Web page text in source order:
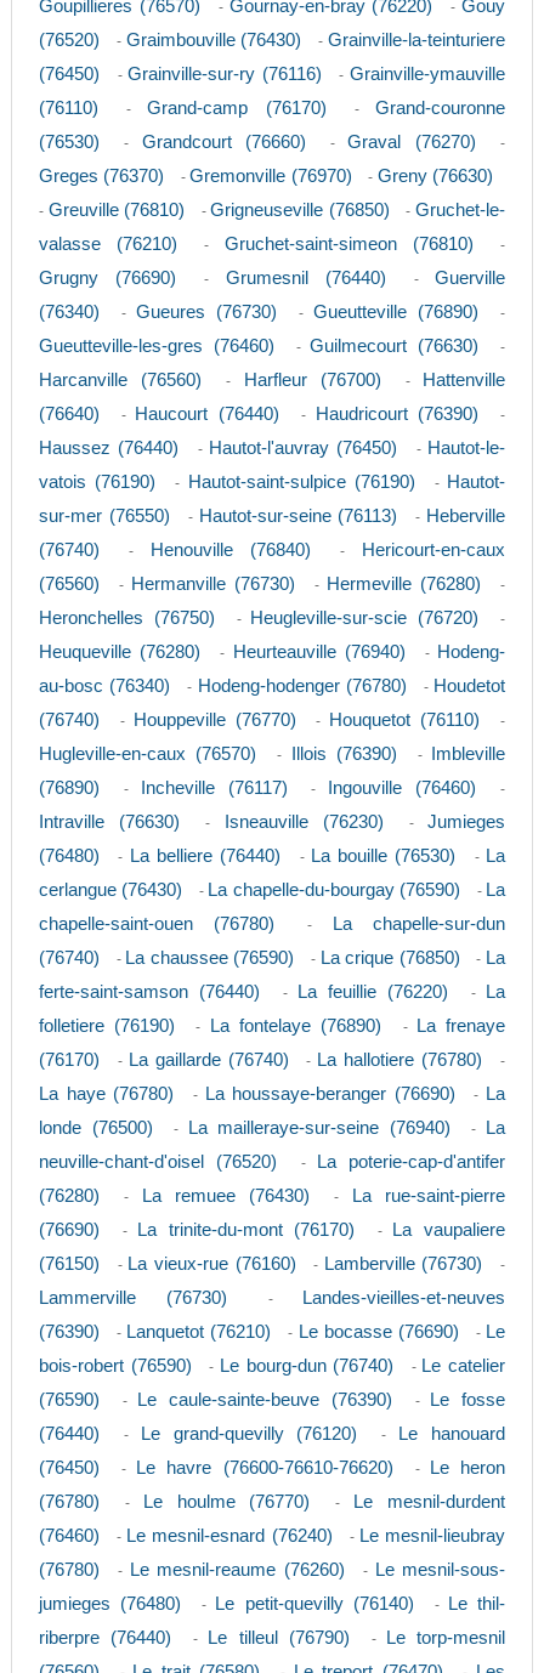
Goupillieres (76570) - Gournay-en-bray (76220) -Gouy
(76520)
- Graimbouville (76430) -Grainville-la-teinturiere
(76450)
-Grainville-sur-ry (76116) -Grainville-ymauville
(76110)
-Grand-camp (76170) -Grand-couronne
(76530)
- Grandcourt (76660) -Graval (76270) -
Greges (76370) -Gremonville (76970) - Greny (76630)
- Greuville (76810) -Grigneuseville (76850) -Gruchet-le-
valasse (76210)
- Gruchet-saint-simeon (76810) -
Grugny (76690) - Grumesnil (76440) -Guerville
(76340)
- Gueures (76730) -Gueutteville (76890) -
Gueutteville-les-gres (76460) -Guilmecourt (76630) -
Harcanville (76560) - Harfleur (76700) -
Hattenville
(76640)
- Haucourt (76440) - Haudricourt (76390) -
Haussez (76440) - Hautot-l'auvray (76450) - Hautot-le-
vatois (76190)
- Hautot-saint-sulpice (76190) - Hautot-
sur-mer (76550)
- Hautot-sur-seine (76113) - Heberville
(76740)
- Henouville (76840) -
Hericourt-en-caux
(76560)
- Hermanville (76730) - Hermeville (76280) -
Heronchelles (76750) - Heugleville-sur-scie (76720) -
Heuqueville (76280) - Heurteauville (76940) - Hodeng-
au-bosc (76340)
- Hodeng-hodenger (76780) - Houdetot
(76740)
- Houppeville (76770) - Houquetot (76110) -
Hugleville-en-caux (76570) - Illois (76390) -
Imbleville
(76890)
- Incheville (76117) - Ingouville (76460) -
Intraville (76630) - Isneauville (76230) -Jumieges
(76480)
- La belliere (76440) - La bouille (76530) - La
cerlangue (76430)
- La chapelle-du-bourgay (76590) - La
chapelle-saint-ouen (76780)
-
La chapelle-sur-dun
(76740)
- La chaussee (76590) - La crique (76850) - La
ferte-saint-samson (76440)
- La feuillie (76220) -
La
folletiere (76190)
- La fontelaye (76890) -
La frenaye
(76170)
- La gaillarde (76740) - La hallotiere (76780) -
La haye (76780) - La houssaye-beranger (76690) - La
londe (76500)
- La mailleraye-sur-seine (76940) -
La
neuville-chant-d'oisel (76520)
-
La poterie-cap-d'antifer
(76280)
- La remuee (76430) -
La rue-saint-pierre
(76690)
- La trinite-du-mont (76170) -
La vaupaliere
(76150)
- La vieux-rue (76160) - Lamberville (76730) -
Lammerville (76730) -
Landes-vieilles-et-neuves
(76390)
- Lanquetot (76210) - Le bocasse (76690) - Le
bois-robert (76590)
- Le bourg-dun (76740) - Le catelier
(76590)
- Le caule-sainte-beuve (76390) -
Le fosse
(76440)
- Le grand-quevilly (76120) -
Le hanouard
(76450)
- Le havre (76600-76610-76620) -
Le heron
(76780)
- Le houlme (76770) -
Le mesnil-durdent
(76460)
- Le mesnil-esnard (76240) - Le mesnil-lieubray
(76780)
- Le mesnil-reaume (76260) - Le mesnil-sous-
jumieges (76480)
- Le petit-quevilly (76140) -
Le thil-
riberpre (76440)
- Le tilleul (76790) -
Le torp-mesnil